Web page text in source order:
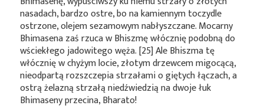
nasadach, bardzo ostre, bo na kamiennym toczydle
ostrzone, olejem sezamowym nabłyszczane. Mocarny
Bhimasena zaś rzuca w Bhiszmę włócznię podobną do
wściekłego jadowitego węża. [25] Ale Bhiszma tę
włócznię w chyżym locie, złotym drzewcem migocącą,
nieodpartą rozszczepia strzałami o giętych łączach, a
ostrą żelazną strzałą niedźwiedzią na dwoje łuk
Bhimaseny przecina, Bharato!